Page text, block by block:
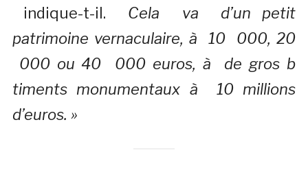
indique-t-il. Cela va d’un petit
patrimoine vernaculaire, à 10 000, 20
000 ou 40 000 euros, à de gros b
timents monumentaux à 10 millions
d’euros. »